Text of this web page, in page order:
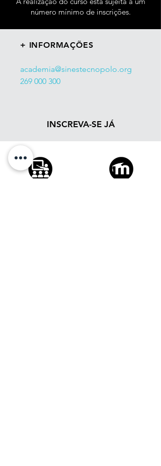
número mínimo de inscrições.
+ INFORMAÇÕES
academia@sinestecnopolo.org
269 000 300
INSCREVA-SE JÁ